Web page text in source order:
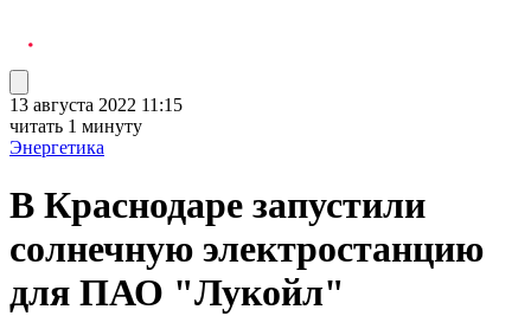
13 августа 2022 11:15
читать 1 минуту
Энергетика
В Краснодаре запустили
солнечную электростанцию
для ПАО "Лукойл"